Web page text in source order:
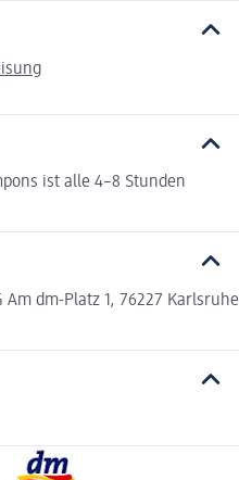
ist alle 4–8 Stunden
dm-Platz 1, 76227 Karlsruhe